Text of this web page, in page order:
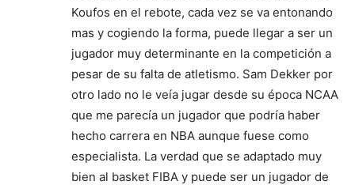
Koufos en el rebote, cada vez se va entonando
mas y cogiendo la forma, puede llegar a ser un
jugador muy determinante en la competición a
pesar de su falta de atletismo. Sam Dekker por
otro lado no le veía jugar desde su época NCAA
que me parecía un jugador que podría haber
hecho carrera en NBA aunque fuese como
especialista. La verdad que se adaptado muy
bien al basket FIBA y puede ser un jugador de